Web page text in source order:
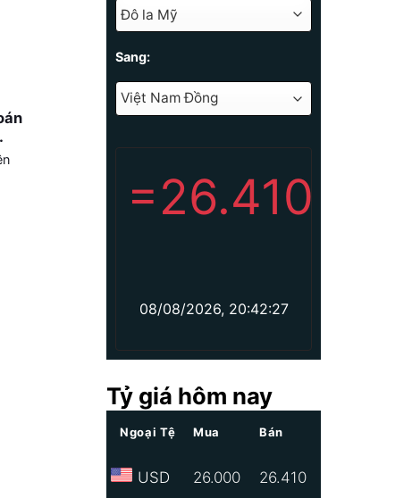
Sang:
=26.410
08/08/2026, 20:42:27
Tỷ giá hôm nay
Ngoại Tệ Mua Bán
USD 26.000 26.410